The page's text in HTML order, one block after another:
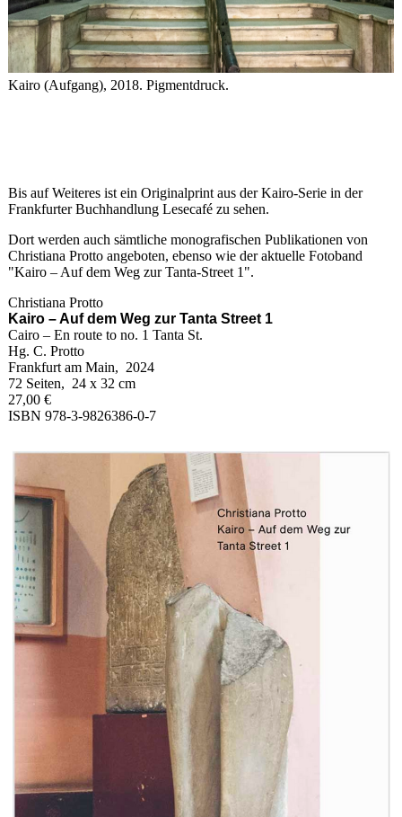
Kairo (Aufgang), 2018. Pigmentdruck.
Bis auf Weiteres ist ein Originalprint aus der Kairo-Serie in der
Frankfurter Buchhandlung Lesecafé zu sehen.
Dort werden auch sämtliche monografischen Publikationen von
Christiana Protto angeboten, ebenso wie der aktuelle Fotoband
"Kairo – Auf dem Weg zur Tanta-Street 1".
Christiana Protto
Kairo – Auf dem Weg zur Tanta Street 1
Cairo – En route to no. 1 Tanta St.
Hg. C. Protto
Frankfurt am Main, 2024
72 Seiten, 24 x 32 cm
27,00 €
ISBN 978-3-9826386-0-7